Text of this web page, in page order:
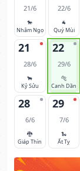
21/6
🐎
Nhâm Ngọ
22/6
🐐
Quý Mùi
21
28/6
🐂
Kỷ Sửu
22
29/6
🐅
Canh Dần
28
6/6
🐉
Giáp Thìn
29
7/6
🐍
Ất Tỵ